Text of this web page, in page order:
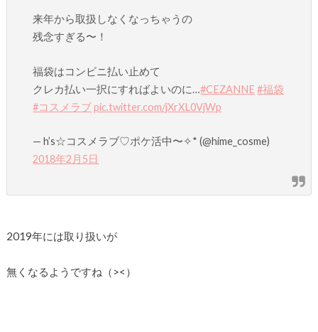
来年から取扱しなくなっちゃうの
残念すぎる〜！
福袋はコンビニ払い止めて
クレカ払い一択にすればよいのに…#CEZANNE #福袋
#コスメラブ pic.twitter.com/jXrXL0VjWp
— h’s☆コスメラブ♡ポケ活中〜✧* (@hime_cosme)
2018年2月5日
2019年には取り扱いが
無くなるようですね（><）